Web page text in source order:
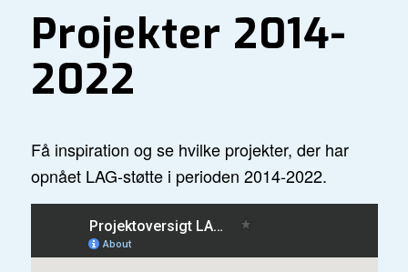
Projekter 2014-
2022
Få inspiration og se hvilke projekter, der har
opnået LAG-støtte i perioden 2014-2022.